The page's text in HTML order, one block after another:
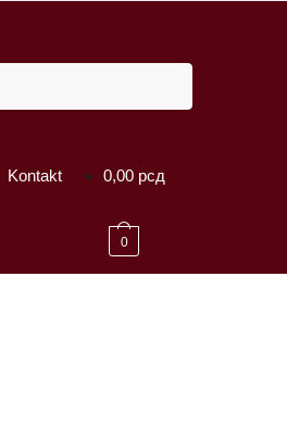
Kontakt 0,00 рсд
0